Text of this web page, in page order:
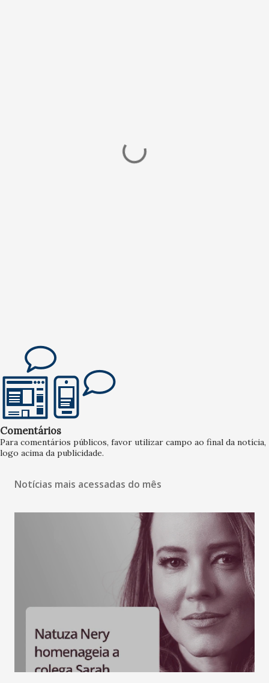
Comentários
Para comentários públicos, favor utilizar campo ao final da notícia,
logo acima da publicidade.
Notícias mais acessadas do mês